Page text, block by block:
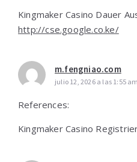
Kingmaker Casino Dauer
http://cse.google.co.ke/
m.fengniao.com
julio 12, 2026 a las 1:55 am
References:
Kingmaker Casino